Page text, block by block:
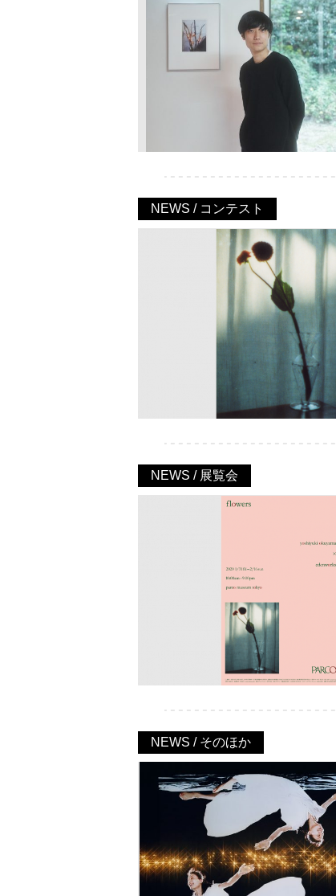
NEWS / コンテスト
NEWS / 展覧会
NEWS / そのほか